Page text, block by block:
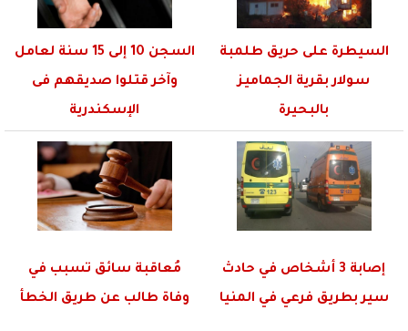
السيطرة على حريق طلمبة
سولار بقرية الجماميز
بالبحيرة
السجن 10 إلى 15 سنة لعامل
وآخر قتلوا صديقهم فى
الإسكندرية
إصابة 3 أشخاص في حادث
سير بطريق فرعي في المنيا
مُعاقبة سائق تسبب في
وفاة طالب عن طريق الخطأ